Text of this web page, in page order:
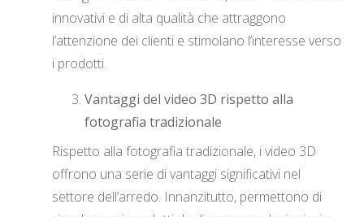
innovativi e di alta qualità che attraggono
l’attenzione dei clienti e stimolano l’interesse verso
i prodotti.
Vantaggi del video 3D rispetto alla
fotografia tradizionale
Rispetto alla fotografia tradizionale, i video 3D
offrono una serie di vantaggi significativi nel
settore dell’arredo. Innanzitutto, permettono di